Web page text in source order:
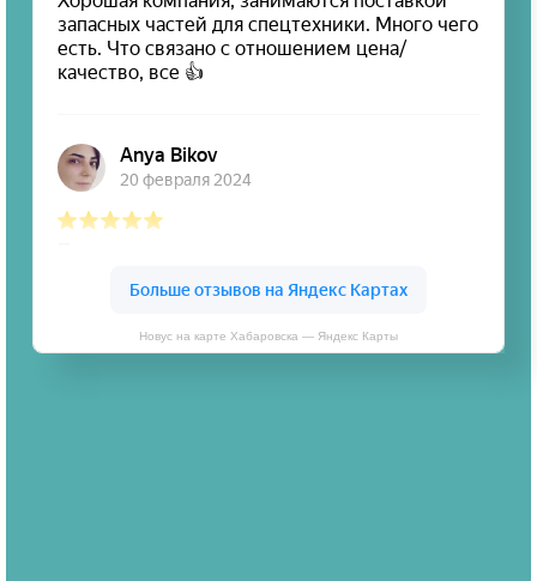
Новус на карте Хабаровска — Яндекс Карты